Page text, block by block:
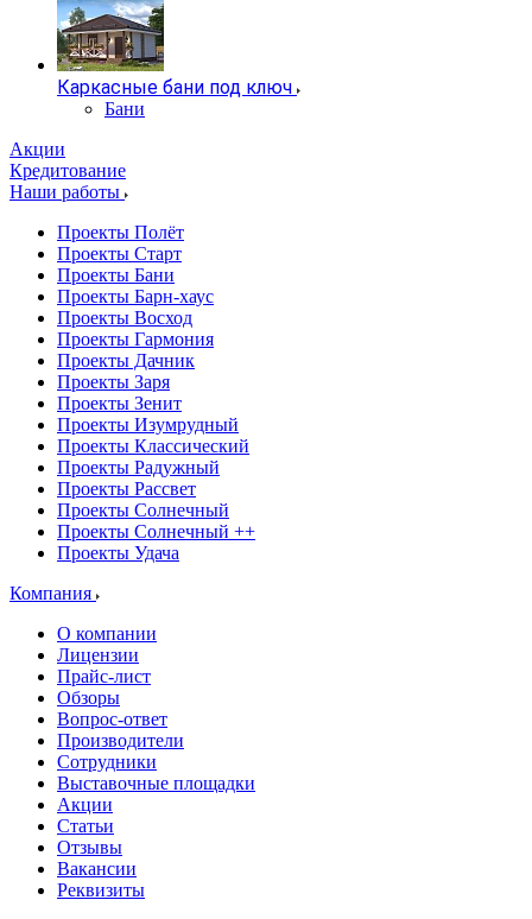
Каркасные бани под ключ
Бани
Акции
Кредитование
Наши работы
Проекты Полёт
Проекты Старт
Проекты Бани
Проекты Барн-хаус
Проекты Восход
Проекты Гармония
Проекты Дачник
Проекты Заря
Проекты Зенит
Проекты Изумрудный
Проекты Классический
Проекты Радужный
Проекты Рассвет
Проекты Солнечный
Проекты Солнечный ++
Проекты Удача
Компания
О компании
Лицензии
Прайс-лист
Обзоры
Вопрос-ответ
Производители
Сотрудники
Выставочные площадки
Акции
Статьи
Отзывы
Вакансии
Реквизиты